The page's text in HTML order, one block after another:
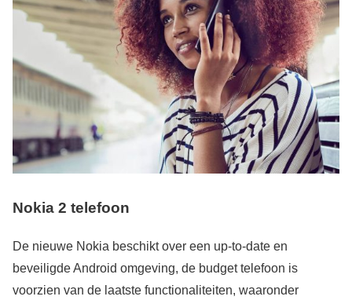
Nokia 2 telefoon
De nieuwe Nokia beschikt over een up-to-date en
beveiligde Android omgeving, de budget telefoon is
voorzien van de laatste functionaliteiten, waaronder